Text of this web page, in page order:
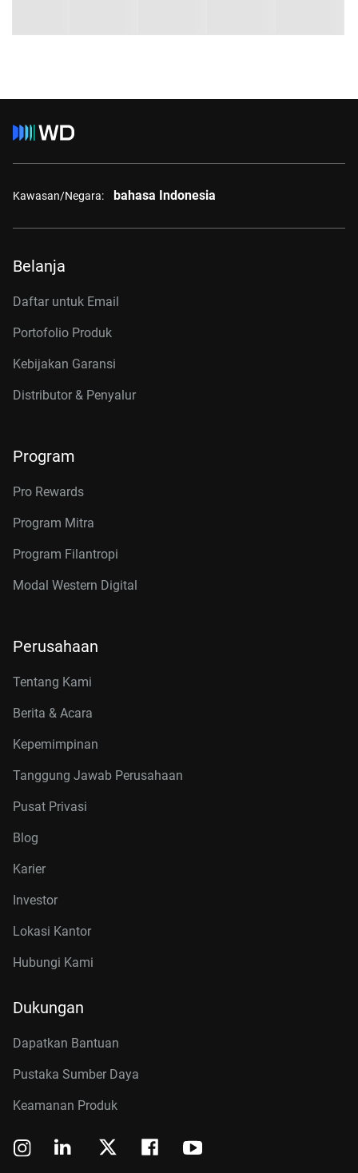
Kawasan/Negara: bahasa Indonesia
Belanja
Daftar untuk Email
Portofolio Produk
Kebijakan Garansi
Distributor & Penyalur
Program
Pro Rewards
Program Mitra
Program Filantropi
Modal Western Digital
Perusahaan
Tentang Kami
Berita & Acara
Kepemimpinan
Tanggung Jawab Perusahaan
Pusat Privasi
Blog
Karier
Investor
Lokasi Kantor
Hubungi Kami
Dukungan
Dapatkan Bantuan
Pustaka Sumber Daya
Keamanan Produk